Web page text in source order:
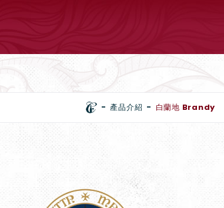
產品介紹 白蘭地 Brandy